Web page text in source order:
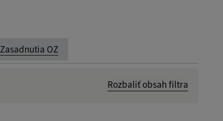
Zasadnutia OZ
Rozbaliť obsah filtra